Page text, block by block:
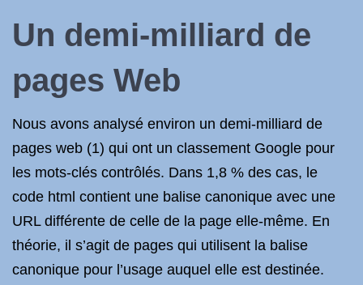
Un demi-milliard de
pages Web
Nous avons analysé environ un demi-milliard de
pages web (1) qui ont un classement Google pour
les mots-clés contrôlés. Dans 1,8 % des cas, le
code html contient une balise canonique avec une
URL différente de celle de la page elle-même. En
théorie, il s’agit de pages qui utilisent la balise
canonique pour l’usage auquel elle est destinée.